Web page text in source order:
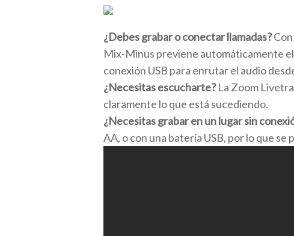
¿Debes grabar o conectar llamadas?Con
Mix-Minus previene automáticamente el
conexión USB para enrutar el audio
¿Necesitas escucharte?La Zoom
claramente lo que está sucediendo.
¿Necesitas grabar en un lugar sin
AA, o con una batería USB, por lo que